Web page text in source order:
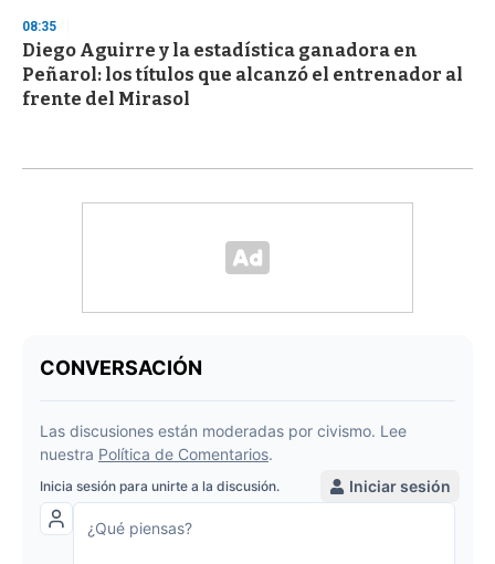
08:35
Diego Aguirre y la estadística ganadora en
Peñarol: los títulos que alcanzó el entrenador al
frente del Mirasol